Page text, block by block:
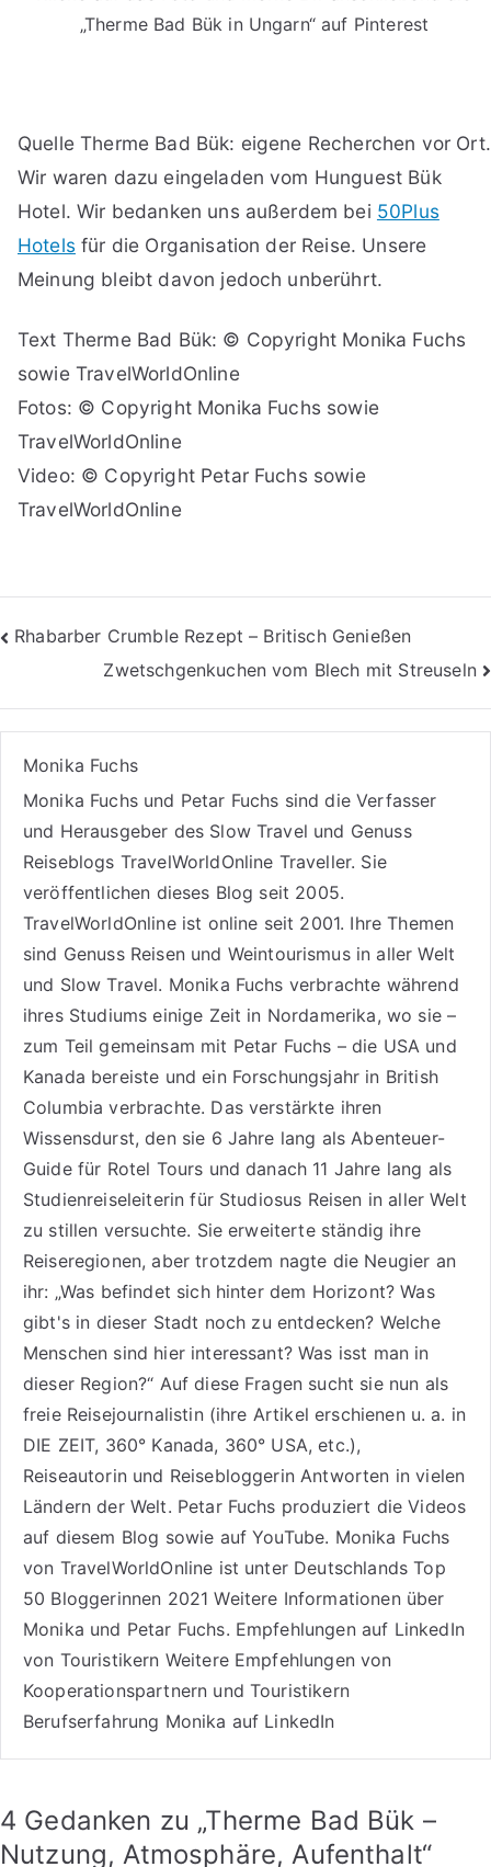
„Therme Bad Bük in Ungarn“ auf Pinterest
Quelle Therme Bad Bük: eigene Recherchen vor Ort.
Wir waren dazu eingeladen vom Hunguest Bük
Hotel. Wir bedanken uns außerdem bei 50Plus
Hotelsfür die Organisation der Reise. Unsere
Meinung bleibt davon jedoch unberührt.
Text Therme Bad Bük: © Copyright Monika Fuchs
sowie TravelWorldOnline
Fotos: © Copyright Monika Fuchs sowie
TravelWorldOnline
Video: © Copyright Petar Fuchs sowie
TravelWorldOnline
Beitragsnavigation
Rhabarber Crumble Rezept – Britisch Genießen
Zwetschgenkuchen vom Blech mit Streuseln
Monika Fuchs
Monika Fuchs und Petar Fuchs sind die Verfasser
und Herausgeber des Slow Travel und Genuss
Reiseblogs TravelWorldOnline Traveller. Sie
veröffentlichen dieses Blog seit 2005.
TravelWorldOnline ist online seit 2001. Ihre Themen
sind Genuss Reisenund Weintourismusin aller Welt
und Slow Travel. Monika Fuchs verbrachte während
ihres Studiums einige Zeit in Nordamerika, wo sie –
zum Teil gemeinsam mit Petar Fuchs – die USA und
Kanada bereiste und ein Forschungsjahr in British
Columbia verbrachte. Das verstärkte ihren
Wissensdurst, den sie 6 Jahre lang alsAbenteuer-
Guide für Rotel Tours und danach 11 Jahre lang als
Studienreiseleiterin für Studiosus Reisen in aller Welt
zu stillen versuchte. Sie erweiterte ständig ihre
Reiseregionen, aber trotzdem nagte die Neugier an
ihr: „Was befindet sich hinter dem Horizont? Was
gibt's in dieser Stadt noch zu entdecken? Welche
Menschen sind hier interessant? Was isst man in
dieser Region?“ Auf diese Fragen sucht sie nun als
freie Reisejournalistin (ihre Artikel erschienen u. a. in
DIE ZEIT, 360° Kanada, 360° USA, etc.),
Reiseautorinund Reisebloggerin Antworten in vielen
Ländern der Welt. Petar Fuchs produziert die Videos
auf diesem Blog sowie aufYouTube. Monika Fuchs
von TravelWorldOnline ist unter Deutschlands Top
50 Bloggerinnen 2021 Weitere Informationen über
Monika und Petar Fuchs. Empfehlungen auf LinkedIn
von Touristikern Weitere Empfehlungen von
Kooperationspartnern und Touristikern
Berufserfahrung Monika auf LinkedIn
4 Gedanken zu „Therme Bad Bük –
Nutzung, Atmosphäre, Aufenthalt“